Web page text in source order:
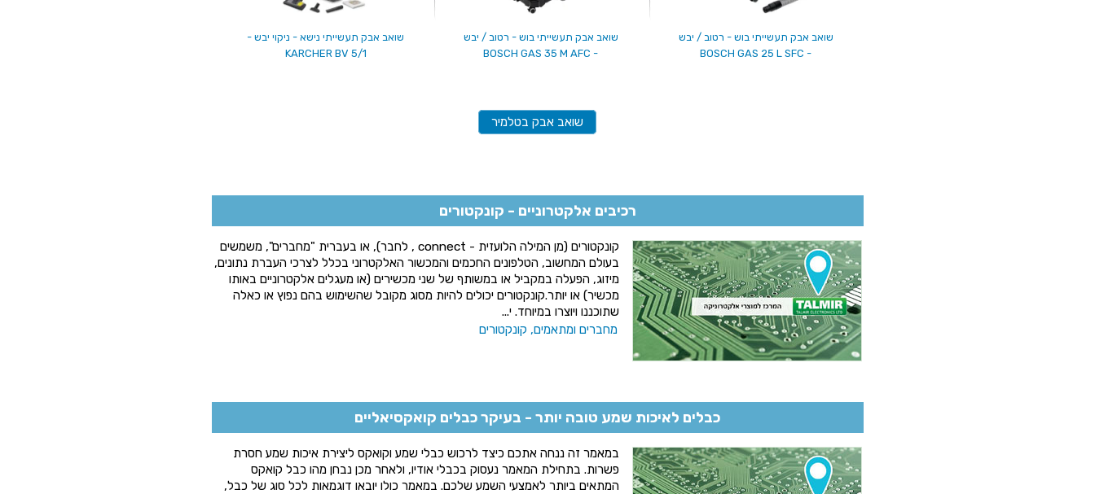
שואב אבק תעשייתי בוש - רטוב / יבש
- BOSCH GAS 25 L SFC
שואב אבק תעשייתי בוש - רטוב / יבש
- BOSCH GAS 35 M AFC
שואב אבק תעשייתי נישא - ניקוי יבש -
KARCHER BV 5/1
שואב אבק בטלמיר
רכיבים אלקטרוניים - קונקטורים
קונקטורים (מן המילה הלועזית - connect , לחבר), או בעברית "מחברים", משמשים
בעולם המחשוב, הטלפונים החכמים והמכשור האלקטרוני בכלל לצרכי העברת נתונים,
מיזוג, הפעלה במקביל או במשותף של שני מכשירים (או מעגלים אלקטרוניים באותו
מכשיר) או יותר.קונקטורים יכולים להיות מסוג מקובל שהשימוש בהם נפוץ או כאלה
שתוכננו ויוצרו במיוחד. י...
מחברים ומתאמים, קונקטורים
כבלים לאיכות שמע טובה יותר - בעיקר כבלים קואקסיאליים
במאמר זה ננחה אתכם כיצד לרכוש כבלי שמע וקואקס ליצירת איכות שמע חסרת
פשרות. בתחילת המאמר נעסוק בכבלי אודיו, ולאחר מכן נבחן מהו כבל קואקס
המתאים ביותר לאמצעי השמע שלכם. במאמר כולו יובאו דוגמאות לכל סוג של כבל,